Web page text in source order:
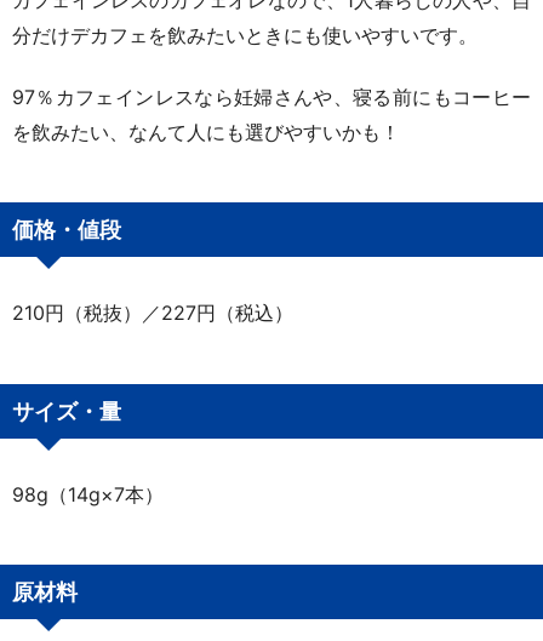
分だけデカフェを飲みたいときにも使いやすいです。
97％カフェインレスなら妊婦さんや、寝る前にもコーヒー
を飲みたい、なんて人にも選びやすいかも！
価格・値段
210円（税抜）／227円（税込）
サイズ・量
98g（14g×7本）
原材料